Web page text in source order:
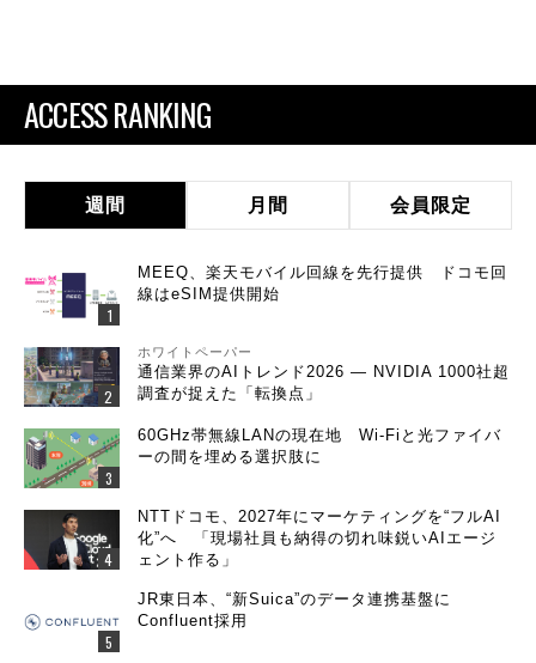
ACCESS RANKING
週間 月間 会員限定
MEEQ、楽天モバイル回線を先行提供 ドコモ回
線はeSIM提供開始
ホワイトペーパー
通信業界のAIトレンド2026 ― NVIDIA 1000社超
調査が捉えた「転換点」
60GHz帯無線LANの現在地 Wi-Fiと光ファイバ
ーの間を埋める選択肢に
NTTドコモ、2027年にマーケティングを“フルAI
化”へ 「現場社員も納得の切れ味鋭いAIエージ
ェント作る」
JR東日本、“新Suica”のデータ連携基盤に
Confluent採用